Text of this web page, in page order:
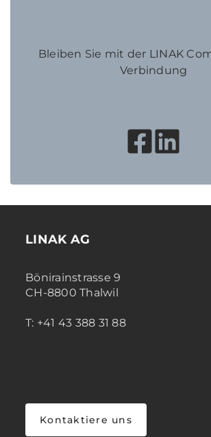
Bleiben Sie mit der LINAK
Verbindung
LINAK AG
Bönirainstrasse 9
CH-8800 Thalwil
T: +41 43 388 31 88
Kontaktiere uns